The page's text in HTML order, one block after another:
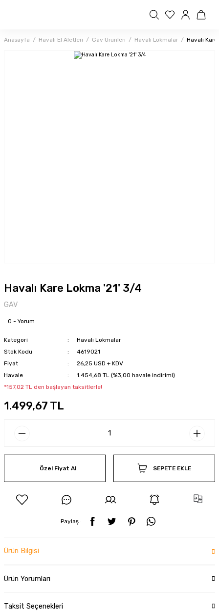
Anasayfa Havalı El Aletleri Gav Ürünleri Havalı Lokmalar Havalı
Havalı Kare Lokma '21' 3/4
GAV
0 - Yorum
Kategori
Havalı Lokmalar
Stok Kodu
4619021
Fiyat
26,25 USD + KDV
Havale
1.454,68 TL (%3,00 havale indirimi)
*157,02 TL den başlayan taksitlerle!
1.499,67 TL
Özel Fiyat Al SEPETE EKLE
Paylaş :
Ürün Bilgisi
Ürün Yorumları
Taksit Seçenekleri